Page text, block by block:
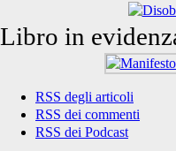
Libro in
RSS degli articoli
RSS dei commenti
RSS dei Podcast